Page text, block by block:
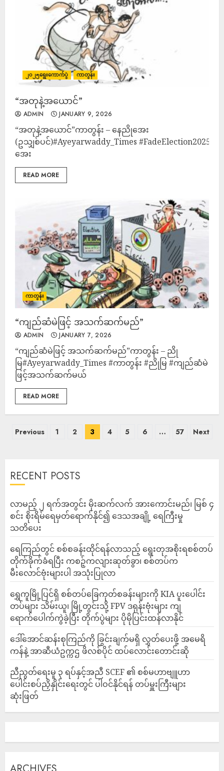
၂၀၂၅ရွေးကောက်ပွဲ ကာတွန်း
“အတုနဲ့အယောင်”
ADMIN JANUARY 9, 2026
“အတုနဲ့အယောင်”ကာတွန်း – နေညိုအေး
(ဥသျှစ်ပင်)#Ayeyarwaddy_Times #FadeElection2025
အေး
READ MORE
ကာတွန်း
“ကျည်ဆံမဲဖြင့် အသက်ဆက်မည်”
ADMIN JANUARY 7, 2026
“ကျည်ဆံမဲဖြင့် အသက်ဆက်မည်”ကာတွန်း – ညို
မြ#Ayeyarwaddy_Times #ကာတွန်း #ညိုမြ #ကျည်ဆံမဲ
ဖြင့်အသက်ဆက်မယ်
READ MORE
Previous 1 2 3 4 5 6 … 57 Next
RECENT POSTS
လာမည့် ၂ ရက်အတွင်း မိုးဆက်လက် အားကောင်းမည်၊ မြစ် ၄
စင်း စိုးရိမ်ရေမှတ်ရောက်နိုင်၍ ဒေသအချို့ ရေကြီးမှု
သတိပေး
ရေကြည်တွင် စစ်စခန်းထိုင်ရန်လာသည့် ရွေးတုအစိုးရစစ်တပ်
တိုက်ခိုက်ခံရပြီး ကစဉ့်ကလျားဆုတ်ခွာ၊ စစ်တပ်က
မီးလောင်ဗုံးများပါ အသုံးပြုလာ
‎ရွှေကူမြို့ပြင်ရှိ စစ်တပ်ခြေကုတ်စခန်းများကို KIA ပူးပေါင်း
တပ်များ သိမ်းယူ၊ မြို့တွင်းသို့ FPV ဒရုန်းဗုံးများ ကျ
ရောက်ပေါက်ကွဲခဲ့ပြီး တိုက်ပွဲများ ပိုမိုပြင်းထန်လာနိုင်
ဒေါ်အောင်ဆန်းစုကြည်ကို ခြွင်းချက်မရှိ လွှတ်ပေးဖို့ အမေရိ
ကန်နဲ့ အာဆီယံဥက္ကဌ ဖိလစ်ပိုင် ထပ်လောင်းတောင်းဆို
ညီညွတ်ရေးမူ ၃ ရပ်နှင့်အညီ SCEF ၏ စစ်မဟာဗျူဟာ
ပေါင်းစပ်ညှိနှိုင်းရေးတွင် ပါဝင်နိုင်ရန် တပ်မှူးကြီးများ
ဆုံးဖြတ်